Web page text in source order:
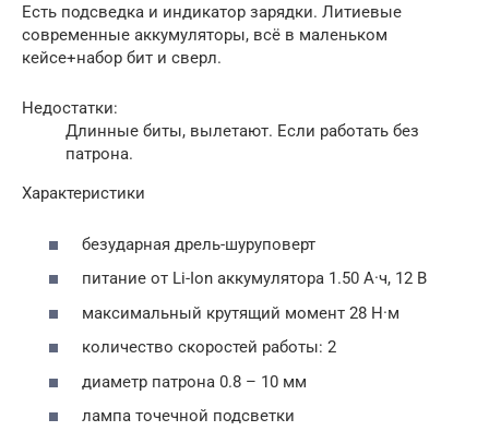
Есть подсведка и индикатор зарядки. Литиевые
современные аккумуляторы, всё в маленьком
кейсе+набор бит и сверл.
Недостатки:
Длинные биты, вылетают. Если работать без
патрона.
Характеристики
безударная дрель-шуруповерт
питание от Li-Ion аккумулятора 1.50 А·ч, 12 В
максимальный крутящий момент 28 Н·м
количество скоростей работы: 2
диаметр патрона 0.8 – 10 мм
лампа точечной подсветки